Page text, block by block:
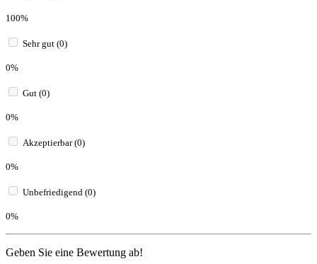
100%
Sehr gut (0)
0%
Gut (0)
0%
Akzeptierbar (0)
0%
Unbefriedigend (0)
0%
Geben Sie eine Bewertung ab!